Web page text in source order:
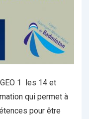
1 les 14 et
qui permet à
pour être